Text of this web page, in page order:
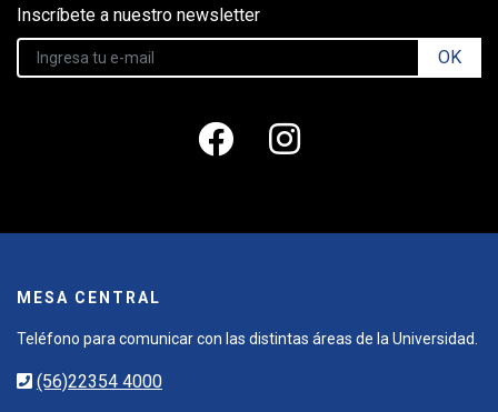
Inscríbete a nuestro newsletter
OK
MESA CENTRAL
Teléfono para comunicar con las distintas áreas de la Universidad.
(56)22354 4000